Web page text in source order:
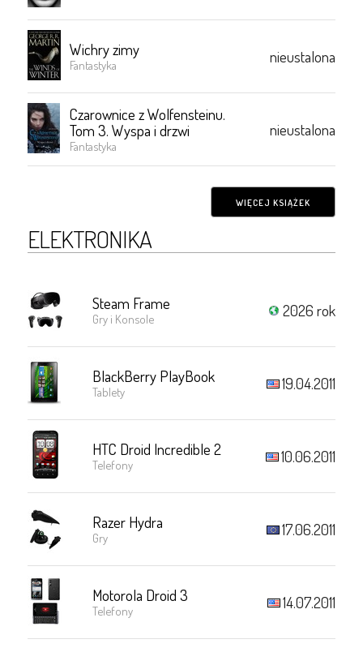
Wichry zimy
Fantastyka nieustalona
Czarownice z Wolfensteinu.
Tom 3. Wyspa i drzwi
Fantastyka
nieustalona
WIĘCEJ KSIĄŻEK
ELEKTRONIKA
Steam Frame
Gry i Konsole 2026 rok
BlackBerry PlayBook
Tablety 19.04.2011
HTC Droid Incredible 2
Telefony 10.06.2011
Razer Hydra
Gry 17.06.2011
Motorola Droid 3
Telefony 14.07.2011